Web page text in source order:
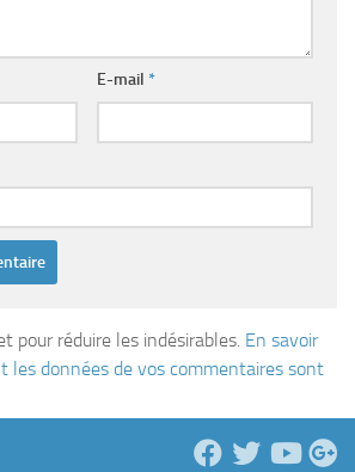
E-mail *
pour réduire les indésirables. En savoir
les données de vos commentaires sont